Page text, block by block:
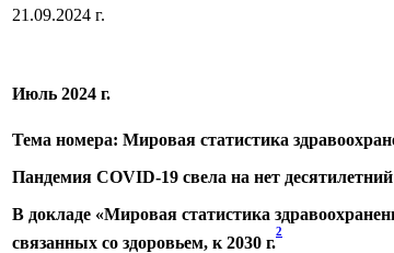
21.09.2024 г.
Июль 2024 г.
Тема номера: Мировая статистика
Пандемия COVID-19 свела на нет
В докладе «Мировая статистика
связанных со здоровьем, к 2030 г.
2